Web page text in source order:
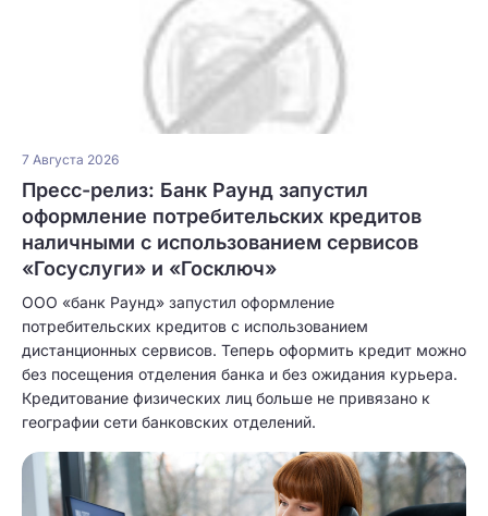
7 Августа 2026
Пресс-релиз: Банк Раунд запустил
оформление потребительских кредитов
наличными с использованием сервисов
«Госуслуги» и «Госключ»
ООО «банк Раунд» запустил оформление
потребительских кредитов с использованием
дистанционных сервисов. Теперь оформить кредит можно
без посещения отделения банка и без ожидания курьера.
Кредитование физических лиц больше не привязано к
географии сети банковских отделений.